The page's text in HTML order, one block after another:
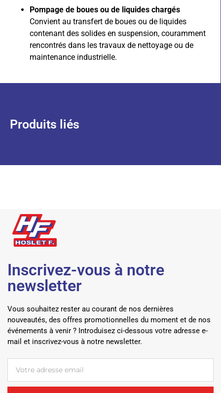
Pompage de boues ou de liquides chargés
Convient au transfert de boues ou de liquides
contenant des solides en suspension, couramment
rencontrés dans les travaux de nettoyage ou de
maintenance industrielle.
Produits liés
Inscrivez-vous à notre
newsletter
Vous souhaitez rester au courant de nos dernières
nouveautés, des offres promotionnelles du moment et de nos
événements à venir ? Introduisez ci-dessous votre adresse e-
mail et inscrivez-vous à notre newsletter.